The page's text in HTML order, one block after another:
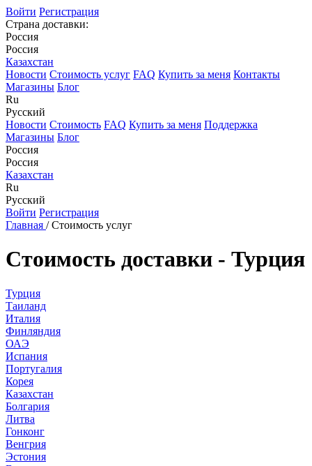
Войти Регистрация
Страна доставки:
Россия
Россия
Казахстан
Новости Стоимость услуг FAQ Купить за меня Контакты
Магазины Блог
Ru
Русский
Новости Стоимость FAQ Купить за меня Поддержка
Магазины Блог
Россия
Россия
Казахстан
Ru
Русский
Войти Регистрация
Главная /Стоимость услуг
Стоимость доставки - Турция
Турция
Таиланд
Италия
Финляндия
ОАЭ
Испания
Португалия
Корея
Казахстан
Болгария
Литва
Гонконг
Венгрия
Эстония